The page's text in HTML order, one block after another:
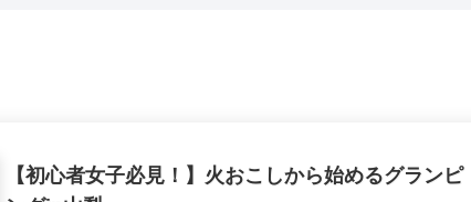
【初心者女子必見！】火おこしから始めるグランピ